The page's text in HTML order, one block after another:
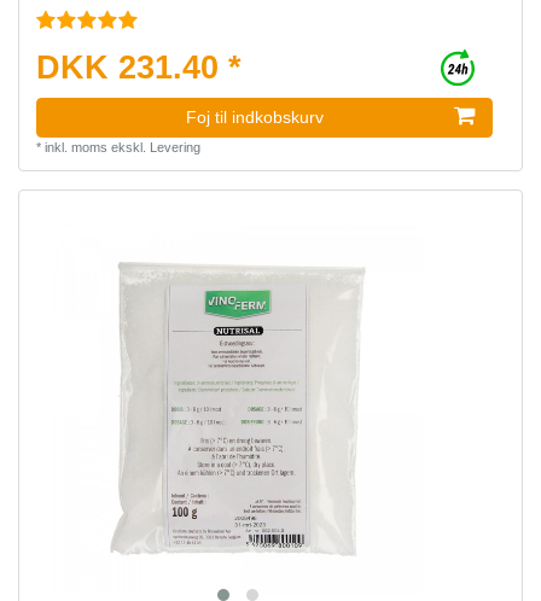
DKK 231.40 *
Foj til indkobskurv
* inkl. moms ekskl. Levering